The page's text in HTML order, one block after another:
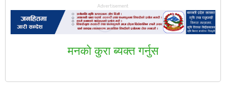
Advertisement
मनकाे कुरा ब्यक्त गर्नुस